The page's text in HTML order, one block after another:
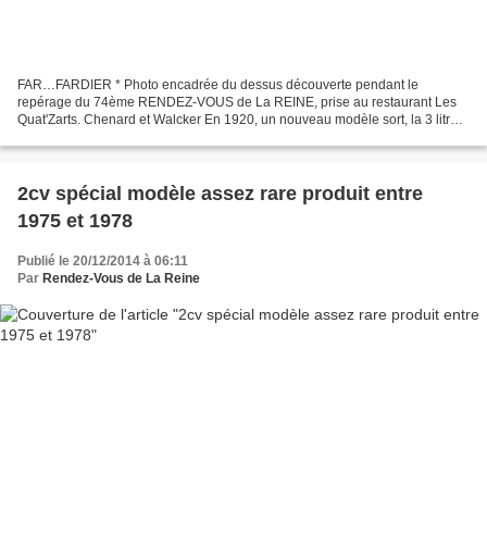
FAR…FARDIER * Photo encadrée du dessus découverte pendant le
repérage du 74ème RENDEZ-VOUS de La REINE, prise au restaurant Les
Quat'Zarts. Chenard et Walcker En 1920, un nouveau modèle sort, la 3 litres
2cv spécial modèle assez rare produit entre
1975 et 1978
Publié le 20/12/2014 à 06:11
Par Rendez-Vous de La Reine